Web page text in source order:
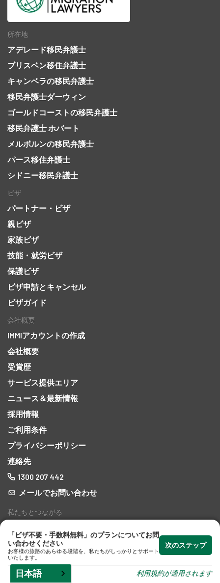
所在地
アデレード移民弁護士
ブリスベン移住弁護士
キャンベラの移民弁護士
移民弁護士ダーウィン
ゴールドコーストの移民弁護士
移民弁護士 ホバート
メルボルンの移民弁護士
パース移住弁護士
シドニー移民弁護士
ビザ
パートナー・ビザ
親ビザ
家族ビザ
技能・就労ビザ
保護ビザ
ビザ申請とキャンセル
ビザガイド
会社概要
IMMIアカウントの作成
会社概要
受賞歴
サービス提供エリア
ニュース＆最新情報
採用情報
ご利用条件
プライバシーポリシー
連絡先
1300 207 442
メールでお問い合わせ
私たちとつながる
「ビザ不要・手数料無料」のプランについてお問
い合わせください
お客様の旅路のあらゆる段階を、私たちがしっかりとサポート
いたします。
次のステップ
利用規約が適用されます
ビ
日本語